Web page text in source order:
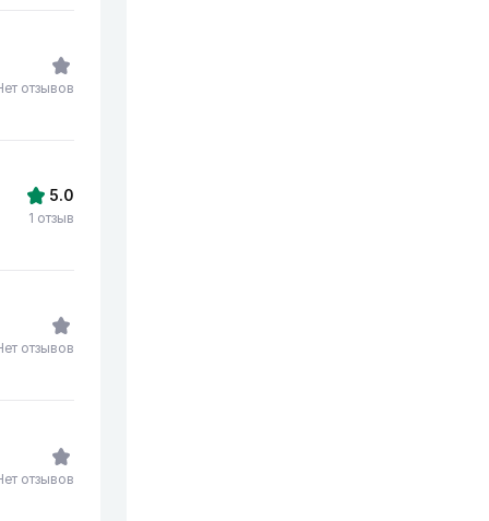
отзывов
5.0
1 отзыв
отзывов
отзывов